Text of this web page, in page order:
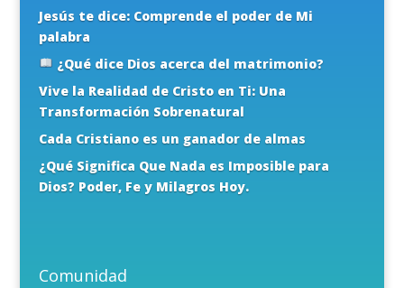
Jesús te dice: Comprende el poder de Mi
palabra
¿Qué dice Dios acerca del matrimonio?
Vive la Realidad de Cristo en Ti: Una
Transformación Sobrenatural
Cada Cristiano es un ganador de almas
¿Qué Significa Que Nada es Imposible para
Dios? Poder, Fe y Milagros Hoy.
Comunidad